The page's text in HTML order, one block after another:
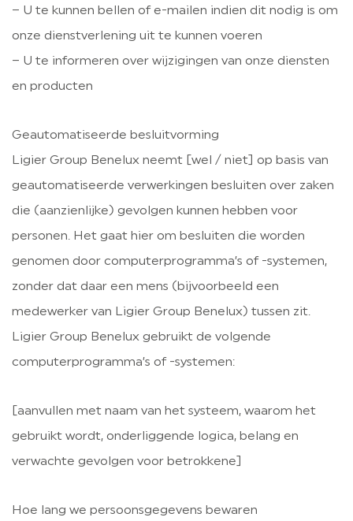
– U te kunnen bellen of e-mailen indien dit nodig is om
onze dienstverlening uit te kunnen voeren
– U te informeren over wijzigingen van onze diensten
en producten
Geautomatiseerde besluitvorming
Ligier Group Benelux neemt [wel / niet] op basis van
geautomatiseerde verwerkingen besluiten over zaken
die (aanzienlijke) gevolgen kunnen hebben voor
personen. Het gaat hier om besluiten die worden
genomen door computerprogramma’s of -systemen,
zonder dat daar een mens (bijvoorbeeld een
medewerker van Ligier Group Benelux) tussen zit.
Ligier Group Benelux gebruikt de volgende
computerprogramma’s of -systemen:
[aanvullen met naam van het systeem, waarom het
gebruikt wordt, onderliggende logica, belang en
verwachte gevolgen voor betrokkene]
Hoe lang we persoonsgegevens bewaren